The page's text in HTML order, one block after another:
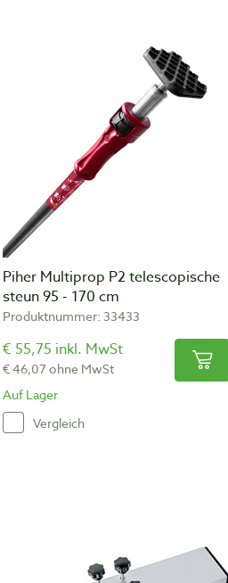
Piher Multiprop P2 telescopische
steun 95 - 170 cm
Produktnummer: 33433
€ 55,75 inkl. MwSt
€ 46,07 ohne MwSt
Auf Lager
Vergleich